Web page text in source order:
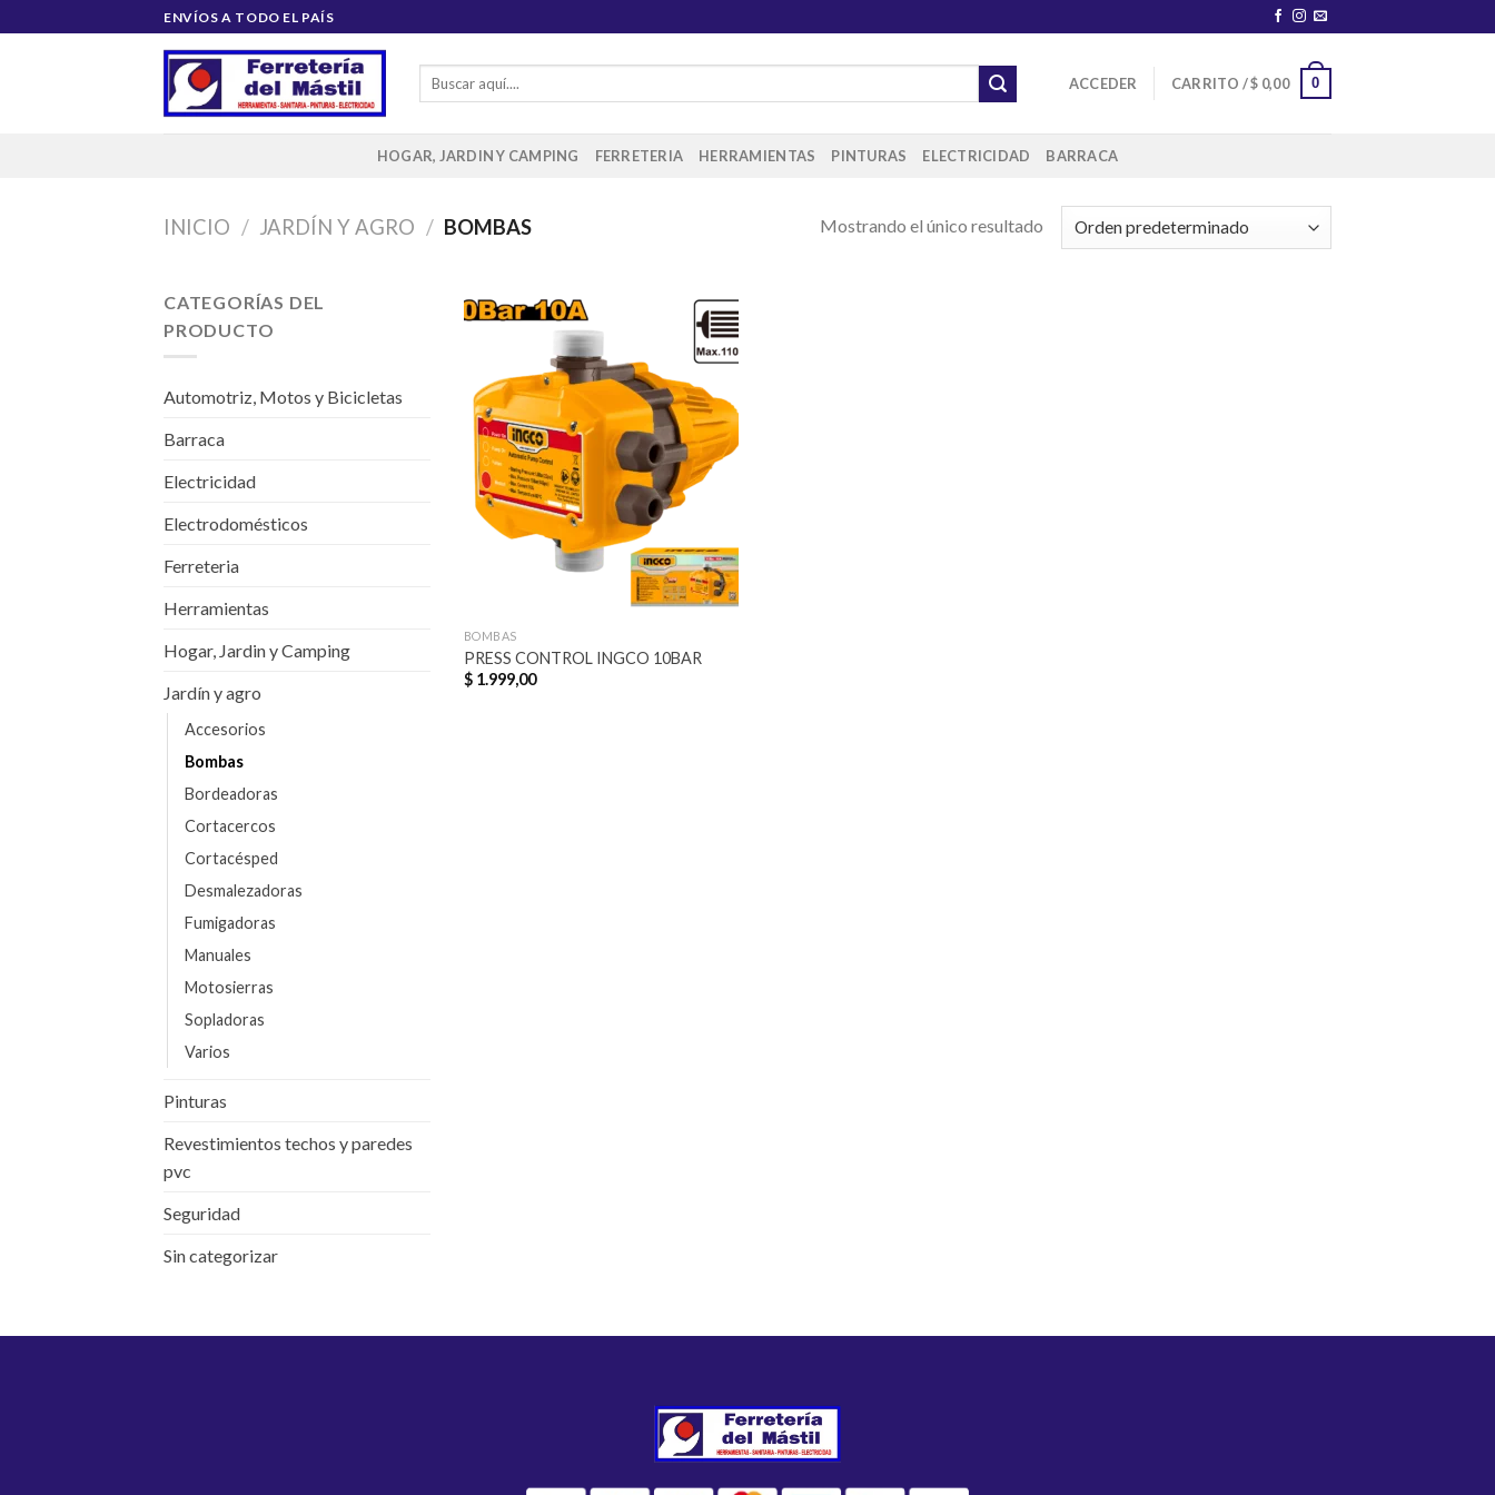
al
ENVÍOS A TODO EL PAÍS
Buscar
ACCEDER CARRITO /$ 0,00 0
HOGAR, JARDIN Y CAMPING FERRETERIA HERRAMIENTAS PINTURAS ELECTRICIDAD BARRACA
INICIO / JARDÍN Y AGRO / BOMBAS Mostrando el único resultado
CATEGORÍAS DEL
PRODUCTO
Automotriz, Motos y Bicicletas
Barraca
Electricidad
Electrodomésticos
Ferreteria
Herramientas
Hogar, Jardin y Camping
Jardín y agro
Accesorios
Bombas
Bordeadoras
Cortacercos
Cortacésped
Desmalezadoras
Fumigadoras
Manuales
Motosierras
Sopladoras
Varios
Pinturas
Revestimientos techos y paredes
pvc
Seguridad
Sin categorizar
Añadir
a la
lista de
deseos
BOMBAS
PRESS CONTROL INGCO 10BAR
$1.999,00